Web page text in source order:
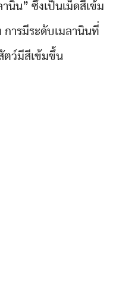
นิน” ซึ่งเป็นเม็ดสีเข้ม
การมีระดับเมลานินที่
ตว์มีสีเข้มขึ้น